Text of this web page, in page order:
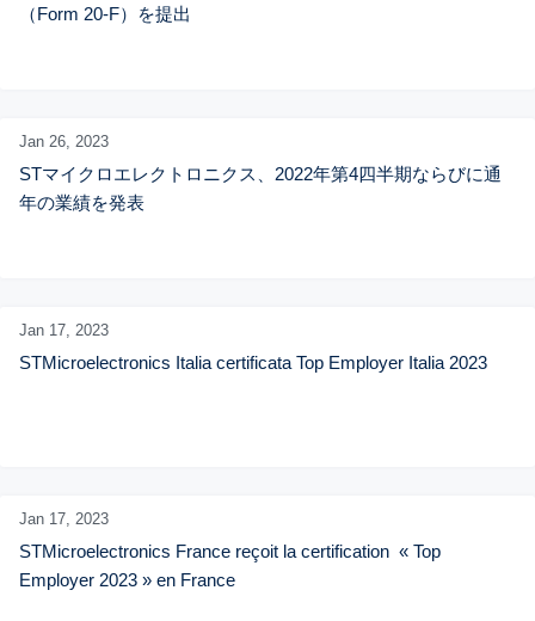
（Form 20-F）を提出
Jan 26, 2023
STマイクロエレクトロニクス、2022年第4四半期ならびに通
年の業績を発表
Jan 17, 2023
STMicroelectronics Italia certificata Top Employer Italia 2023
Jan 17, 2023
STMicroelectronics France reçoit la certification  « Top
Employer 2023 » en France